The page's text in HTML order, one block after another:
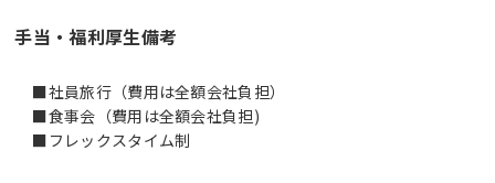
手当・福利厚生備考
■社員旅行（費用は全額会社負担）
■食事会（費用は全額会社負担)
■フレックスタイム制